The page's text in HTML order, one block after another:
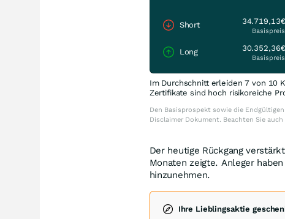
Short 34.719,13€
Basispreis
Long 30.352,36€
Basispreis
Im Durchschnitt erleiden 7 von 10
Zertifikate sind hoch risikoreiche
Den Basisprospekt sowie die
Disclaimer Dokument. Beachten Sie auch
Der heutige Rückgang
Monaten zeigte. Anleger
hinzunehmen.
Ihre Lieblingsaktie